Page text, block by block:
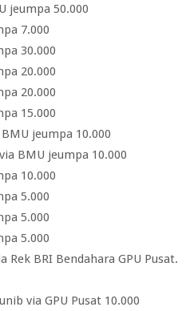
jeumpa 50.000
7.000
30.000
20.000
20.000
15.000
jeumpa 10.000
BMU jeumpa 10.000
10.000
5.000
5.000
5.000
Rek BRI Bendahara GPU Pusat.
via GPU Pusat 10.000